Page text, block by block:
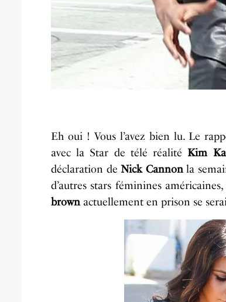
Eh oui ! Vous l’avez bien lu. Le
avec la Star de télé réalité Kim
déclaration deNick Cannonla
d’autres stars féminines américaines
brown actuellement en prison se